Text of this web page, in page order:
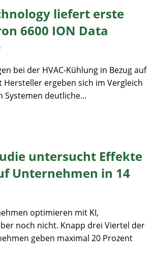
liefert erste
6600 ION Data
bei der HVAC-Kühlung in Bezug auf
Hersteller ergeben sich im Vergleich
Systemen deutliche...
untersucht Effekte
Unternehmen in 14
optimieren mit KI,
noch nicht. Knapp drei Viertel der
geben maximal 20 Prozent